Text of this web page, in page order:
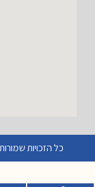
כל הזכויות שמורות